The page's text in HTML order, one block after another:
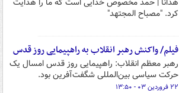
کرد. "مصباح المجتهد"
فیلم/ واکنش رهبر انقلاب به راهپیمایی روز قدس
رهبر معظم انقلاب: راهپیمایی روز قدس امسال یک
حرکت سیاسی بین‌المللی شگفت‌آفرین بود.
۲۲ فروردین ۰۳ - ۱۳:۵۰